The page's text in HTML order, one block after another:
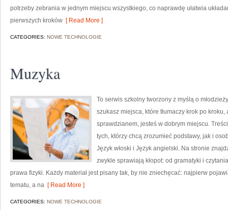
potrzeby zebrania w jednym miejscu wszystkiego, co naprawdę ułatwia
pierwszych kroków [ Read More ]
CATEGORIES: NOWE TECHNOLOGIE
Muzyka
To serwis szkolny tworzony z myślą o
szukasz miejsca, które tłumaczy krok po
sprawdzianem, jesteś w dobrym miejscu.
tych, którzy chcą zrozumieć podstawy, jak i
Język włoski i Język angielski. Na stronie
zwykle sprawiają kłopot: od gramatyki i
prawa fizyki. Każdy materiał jest pisany tak, by nie zniechęcać: najpierw
tematu, a na [ Read More ]
CATEGORIES: NOWE TECHNOLOGIE